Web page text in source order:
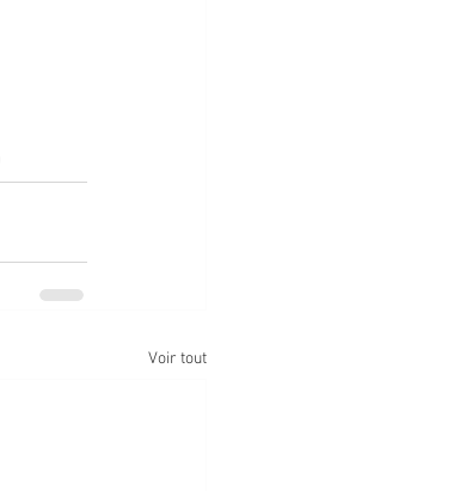
Voir tout